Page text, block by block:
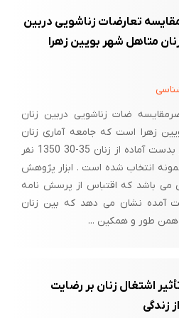
موقعیت هایی که می توان از سازگاری
روانی و بهداشت روانی گفتگو می شود
بسیار با سازگاری دارد . ( اسلامی نسب ،
های دور بیماران روانی را از آن رو که
اند به طرق مختلف طرد می کردند . (
مطرود بودند که در اجتماع روش سازگارانه
اجتماعی از خود بروز دادند . پس باید
و حدود و ثغور آنها را معین کرد . افراد
بیماری و نگرانی را در خود عادی قلمداد
بسیار است .
تعارضات زناشویی دربین
متاهل شهر بویین زهرا
ضات زناشویی دربین زنان
زهرا است که جامعه آماری زنان
بویین زهرا است که کل آمار بدست آماده از زنان 35-30 1350 نفر
عنوان نمونه انتخاب شده است . ابزار پژوهش
می باشد که اقتباس از پرسش نامه
آمده نشان می دهد که بین زنان
همن طور و همکین ...
اشتغال زنان بر رضایت
زندگی